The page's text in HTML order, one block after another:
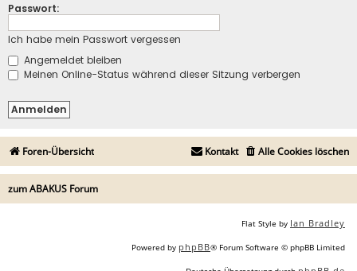
Passwort:
Ich habe mein Passwort vergessen
Angemeldet bleiben
Meinen Online-Status während dieser Sitzung verbergen
Foren-Übersicht Alle Cookies löschen
Kontakt
zum ABAKUS Forum
Flat Style by Ian Bradley
Powered by phpBB® Forum Software © phpBB Limited